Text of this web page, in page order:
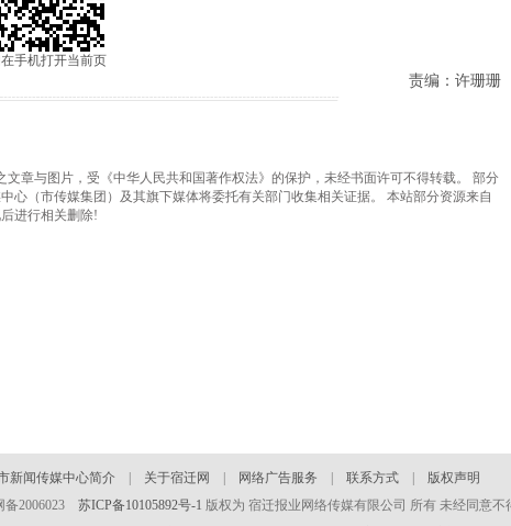
手机打开当前页
责编：许珊珊
章与图片，受《中华人民共和国著作权法》的保护，未经书面许可不得转载。 部分
心（市传媒集团）及其旗下媒体将委托有关部门收集相关证据。 本站部分资源来自
进行相关删除!
新闻传媒中心简介 关于宿迁网 网络广告服务 联系方式
版权声明
备2006023 苏ICP备10105892号-1 版权为 宿迁报业网络传媒有限公司 所有 未经同意不